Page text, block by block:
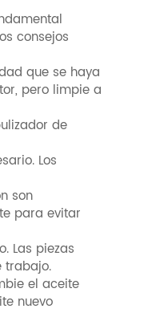
consejos
que se haya
pero limpie a
de
Los
son
para evitar
Las piezas
trabajo.
el aceite
nuevo